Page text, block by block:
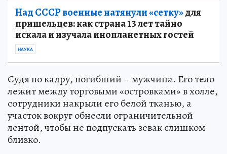
Над СССР военные натянули «сетку»для
пришельцев: как страна 13 лет тайно
искала и изучала инопланетных гостей
НАУКА
Судя по кадру, погибший – мужчина. Его тело
лежит между торговыми «островками» в холле,
сотрудники накрыли его белой тканью, а
участок вокруг обнесли ограничительной
лентой, чтобы не подпускать зевак слишком
близко.